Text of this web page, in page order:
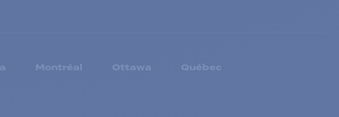
Montréal Ottawa Québec